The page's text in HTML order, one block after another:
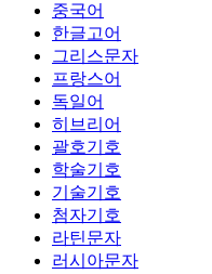
중국어
한글고어
그리스문자
프랑스어
독일어
히브리어
괄호기호
학술기호
기술기호
첨자기호
라틴문자
러시아문자